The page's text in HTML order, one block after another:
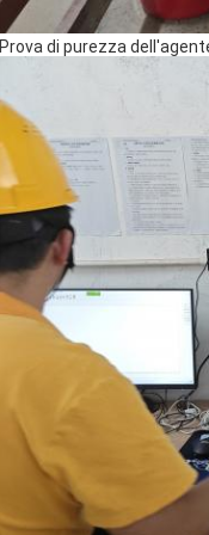
Prova di purezza